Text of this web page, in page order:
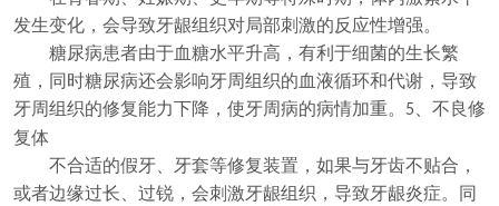
发生变化，会导致牙龈组织对局部刺激的反应性增强。
糖尿病患者由于血糖水平升高，有利于细菌的生长繁
殖，同时糖尿病还会影响牙周组织的血液循环和代谢，导致
牙周组织的修复能力下降，使牙周病的病情加重。 5、不良修
复体
不合适的假牙、牙套等修复装置，如果与牙齿不贴合，
或者边缘过长、过锐，会刺激牙龈组织，导致牙龈炎症。同